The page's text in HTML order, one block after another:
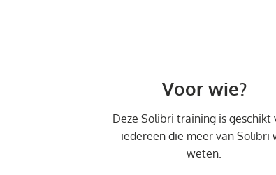
Voor wie?
Deze Solibri training is geschikt
iedereen die meer van Solibri
weten.